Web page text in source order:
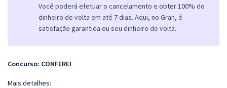
Você poderá efetuar o cancelamento e obter 100% do
dinheiro de volta em até 7 dias. Aqui, no Gran, é
satisfação garantida ou seu dinheiro de volta.
Concurso: CONFERE!
Mais detalhes: